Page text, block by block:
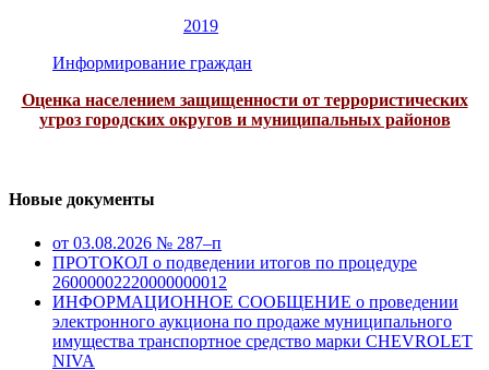
2019
Информирование граждан
Оценка населением защищенности от террористических
угроз городских округов и муниципальных районов
Новые документы
от 03.08.2026 № 287–п
ПРОТОКОЛ о подведении итогов по процедуре
26000002220000000012
ИНФОРМАЦИОННОЕ СООБЩЕНИЕ о проведении
электронного аукциона по продаже муниципального
имущества транспортное средство марки CHEVROLET
NIVA